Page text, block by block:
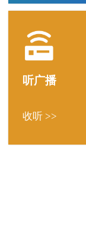
听广播
收听 >>